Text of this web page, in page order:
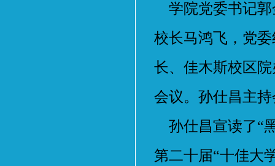
学院党委书记郭
校长马鸿飞，党
长、佳木斯校区
会议。孙仕昌主
孙仕昌宣读了“
第二十届“十佳大